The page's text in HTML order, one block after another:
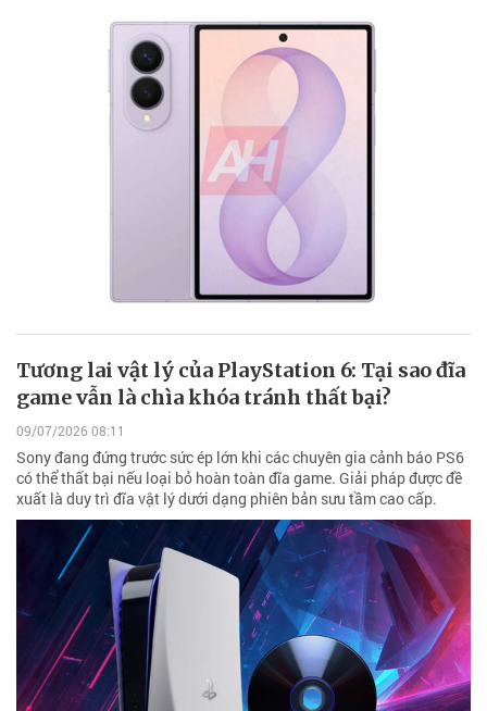
Tương lai vật lý của PlayStation 6: Tại sao đĩa
game vẫn là chìa khóa tránh thất bại?
09/07/2026 08:11
Sony đang đứng trước sức ép lớn khi các chuyên gia cảnh báo PS6
có thể thất bại nếu loại bỏ hoàn toàn đĩa game. Giải pháp được đề
xuất là duy trì đĩa vật lý dưới dạng phiên bản sưu tầm cao cấp.